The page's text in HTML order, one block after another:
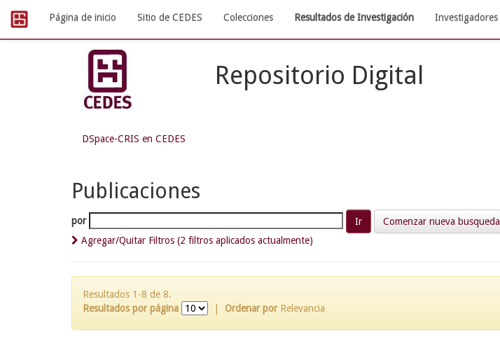
navigation
Página de inicio Sitio de CEDES Colecciones Resultados de Investigación Investigadores
Repositorio Digital
DSpace-CRIS en CEDES
Publicaciones
por
Comenzar nueva busqueda
Agregar/Quitar Filtros (2 filtros aplicados actualmente)
Resultados 1-8 de 8.
Resultados por página
Ordenar por Relevancia